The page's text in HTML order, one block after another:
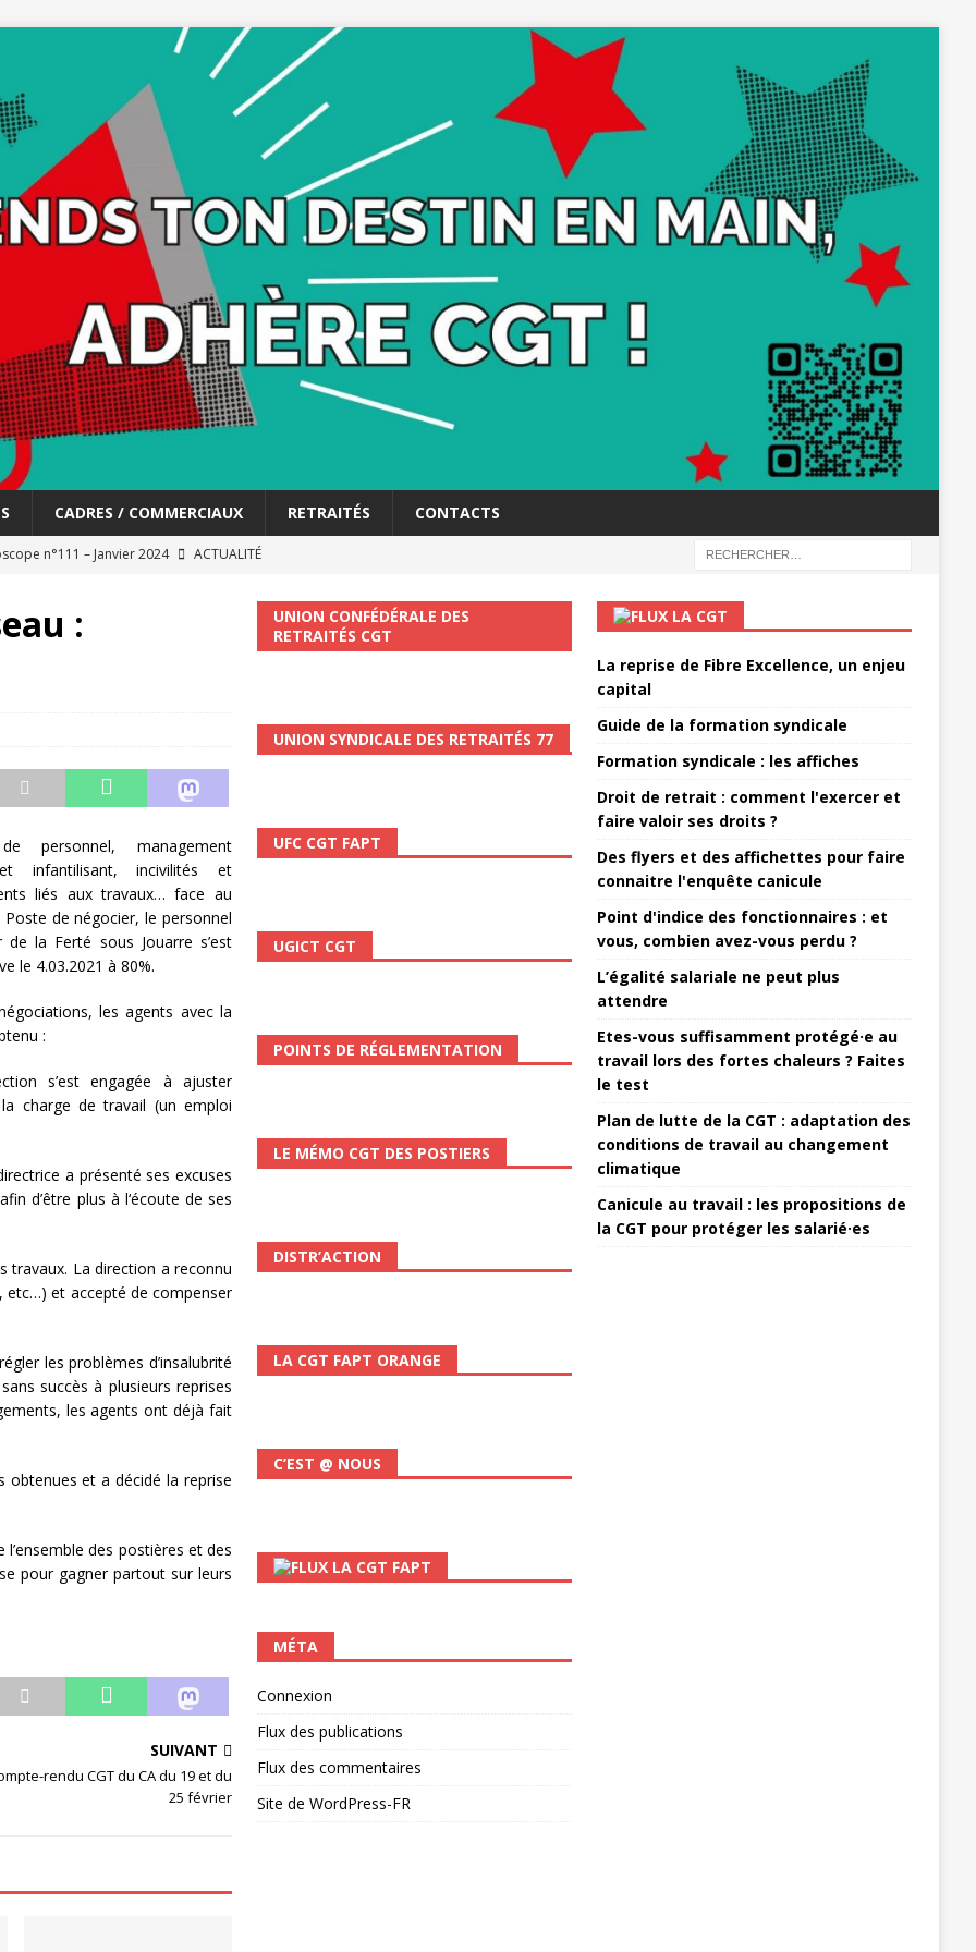
CADRES / COMMERCIAUX RETRAITÉS CONTACTS
syndicat de la Banque Postale
ACTUALITÉ
Gardons la main sur nos congés !
ACTUALITÉ
CGT vous informe
de développement de la Direction Commerciale DDCE/Télévente :
Sociales et Culturelles : Un droit, pas un cadeau !
SECTEUR
n°126
AUTRES TRACTS
n°111 – Janvier 2024
:
personnel, management
infantilisant, incivilités et
liés aux travaux… face au
de négocier, le personnel
de la Ferté sous Jouarre s’est
le 4.03.2021 à 80%.
les agents avec la
:
s’est engagée à ajuster
la charge de travail (un emploi
a présenté ses excuses
d’être plus à l‘écoute de ses
travaux. La direction a reconnu
etc…) et accepté de compenser
les problèmes d’insalubrité
succès à plusieurs reprises
les agents ont déjà fait
obtenues et a décidé la reprise
des postières et des
pour gagner partout sur leurs
SUIVANT
rendu CGT du CA du 19 et du
25 février
UNION CONFÉDÉRALE DES
RETRAITÉS CGT
UNION SYNDICALE DES RETRAITÉS 77
UFC CGT FAPT
UGICT CGT
POINTS DE RÉGLEMENTATION
LE MÉMO CGT DES POSTIERS
DISTR’ACTION
LA CGT FAPT ORANGE
C’EST @ NOUS
LA CGT FAPT
MÉTA
Connexion
Flux des publications
Flux des commentaires
Site de WordPress-FR
LA CGT
La reprise de Fibre Excellence, un enjeu
capital
Guide de la formation syndicale
Formation syndicale : les affiches
Droit de retrait : comment l'exercer et
faire valoir ses droits ?
Des flyers et des affichettes pour faire
connaitre l'enquête canicule
Point d'indice des fonctionnaires : et
vous, combien avez-vous perdu ?
L’égalité salariale ne peut plus
attendre
Etes-vous suffisamment protégé·e au
travail lors des fortes chaleurs ? Faites
le test
Plan de lutte de la CGT : adaptation des
conditions de travail au changement
climatique
Canicule au travail : les propositions de
la CGT pour protéger les salarié·es